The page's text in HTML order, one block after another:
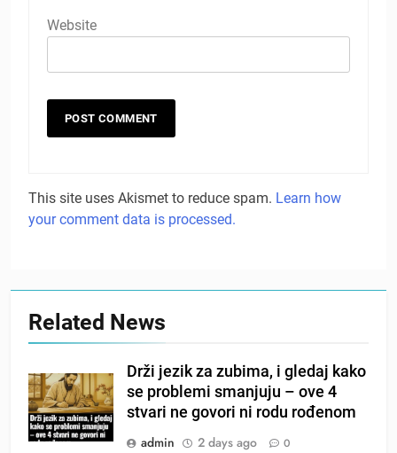
Website
This site uses Akismet to reduce spam. Learn how
your comment data is processed.
Related News
Drži jezik za zubima, i gledaj kako
se problemi smanjuju – ove 4
stvari ne govori ni rodu rođenom
admin
2 days ago 0